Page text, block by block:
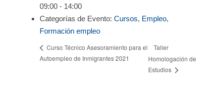
09:00 - 14:00
Categorías de Evento: Cursos, Empleo,
Formación empleo
Curso Técnico Asesoramiento para el
Autoempleo de Inmigrantes 2021
Taller
Homologación de
Estudios